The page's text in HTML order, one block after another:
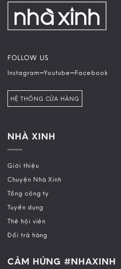
FOLLOW US
Instagram–Youtube–Facebook
HỆ THỐNG CỬA HÀNG
NHÀ XINH
Giới thiệu
Chuyện Nhà Xinh
Tổng công ty
Tuyển dụng
Thẻ hội viên
Đổi trả hàng
CẢM HỨNG #NHAXINH